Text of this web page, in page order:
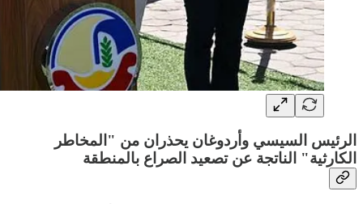
الرئيس السيسي وأردوغان يحذران من "المخاطر
الكارثية" الناتجة عن تصعيد الصراع بالمنطقة